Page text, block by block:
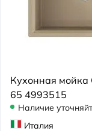
Кухонная мойка
65 4993515
Наличие
Италия